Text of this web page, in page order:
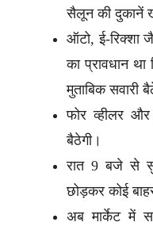
सैलून की दुकानें
ऑटो, ई-रिक्शा
का प्रावधान
मुताबिक सवारी
फोर व्हीलर और
बैठेगी।
रात 9 बजे से
छोड़कर कोई
अब मार्केट में